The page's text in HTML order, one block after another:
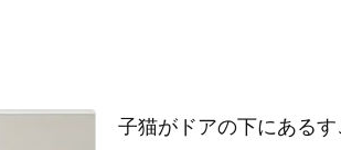
子猫がドアの下にある